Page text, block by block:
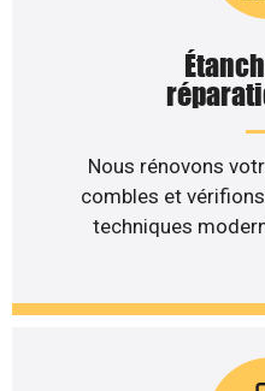
Nous rénovons
combles et
techniques